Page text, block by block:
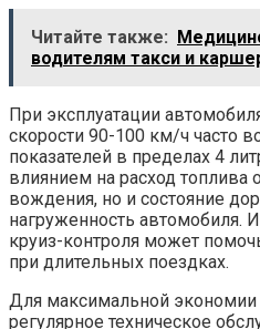
Читайте также:
водителям такси и
При эксплуатации
скорости 90-100 км/ч часто
показателей в пределах 4
влиянием на расход топлива
вождения, но и состояние
нагруженность автомобиля.
круиз-контроля может
при длительных поездках.
Для максимальной экономии
регулярное техническое